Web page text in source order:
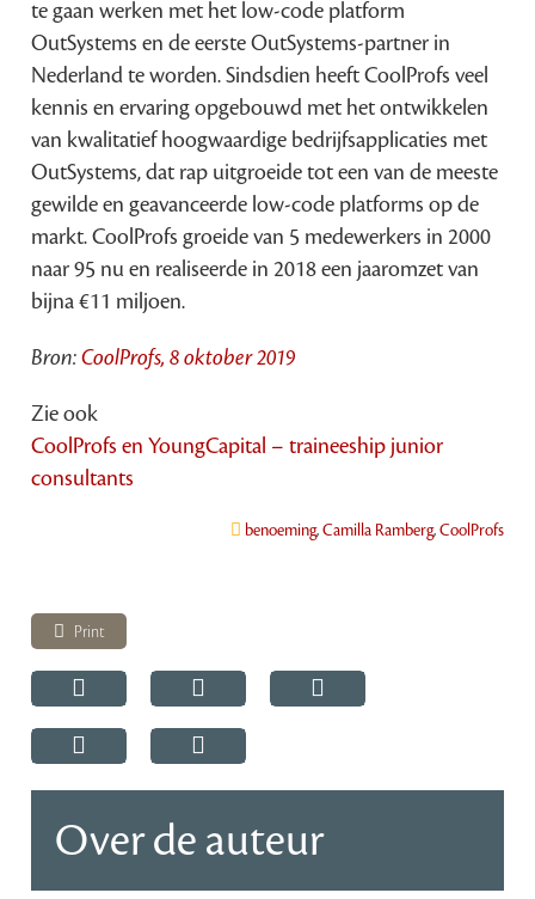
te gaan werken met het low-code platform
OutSystems en de eerste OutSystems-partner in
Nederland te worden. Sindsdien heeft CoolProfs veel
kennis en ervaring opgebouwd met het ontwikkelen
van kwalitatief hoogwaardige bedrijfsapplicaties met
OutSystems, dat rap uitgroeide tot een van de meeste
gewilde en geavanceerde low-code platforms op de
markt. CoolProfs groeide van 5 medewerkers in 2000
naar 95 nu en realiseerde in 2018 een jaaromzet van
bijna €11 miljoen.
Bron:CoolProfs, 8 oktober 2019
Zie ook
CoolProfs en YoungCapital – traineeship junior
consultants
benoeming,Camilla Ramberg,CoolProfs
Print
Over de auteur